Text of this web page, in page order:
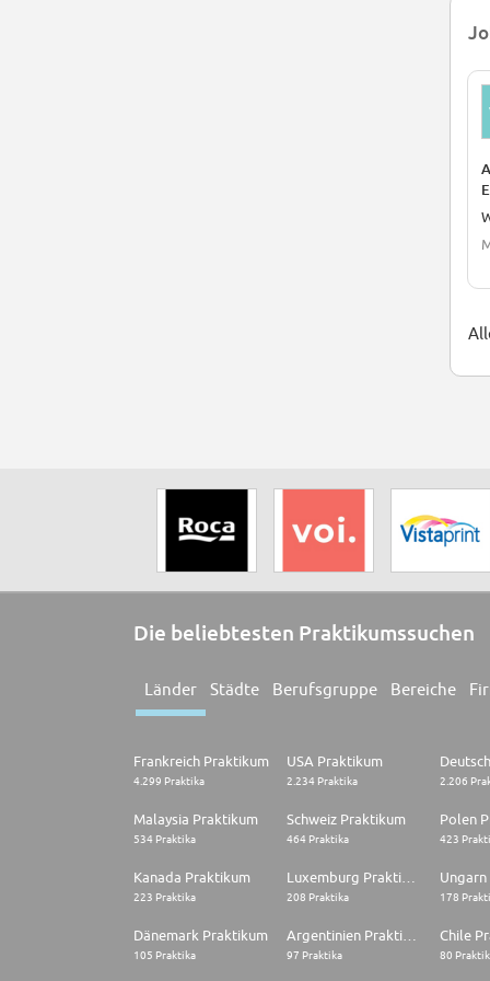
Die beliebtesten Praktikumssuchen
Länder Städte Berufsgruppe Bereiche
Frankreich Praktikum
4.299 Praktika
USA Praktikum
2.234 Praktika 2.206
Malaysia Praktikum
534 Praktika
Schweiz Praktikum
464 Praktika
Polen
423
Kanada Praktikum
223 Praktika 208 Praktika 178
Dänemark Praktikum
105 Praktika 97 Praktika
Chile
80